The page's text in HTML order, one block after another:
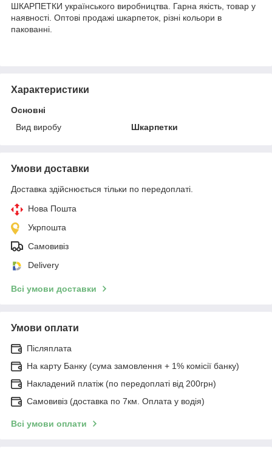
ШКАРПЕТКИ українського виробництва. Гарна якість, товар у
наявності. Оптові продажі шкарпеток, різні кольори в
пакованні.
Характеристики
Основні
Вид виробу
Шкарпетки
Умови доставки
Доставка здійснюється тільки по передоплаті.
Нова Пошта
Укрпошта
Самовивіз
Delivery
Всі умови доставки
Умови оплати
Післяплата
На карту Банку (сума замовлення + 1% комісії банку)
Накладений платіж (по передоплаті від 200грн)
Самовивіз (доставка по 7км. Оплата у водія)
Всі умови оплати